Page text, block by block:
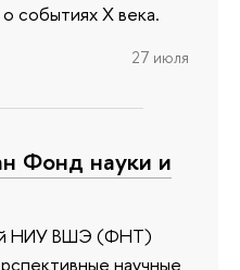
событиях X века.
27 июля
Фонд науки и
НИУ ВШЭ (ФНТ)
научные